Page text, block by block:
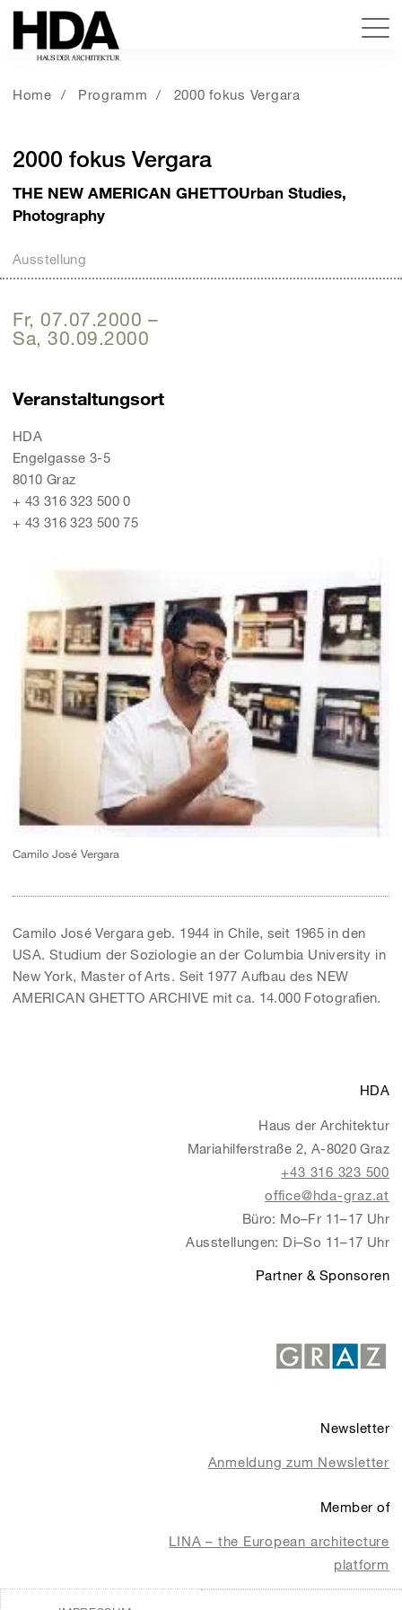
Home Programm 2000 fokus Vergara
2000 fokus Vergara
THE NEW AMERICAN GHETTOUrban Studies,
Photography
Ausstellung
Fr, 07.07.2000 –
Sa, 30.09.2000
Veranstaltungsort
HDA
Engelgasse 3-5
8010 Graz
+ 43 316 323 500 0
+ 43 316 323 500 75
Camilo José Vergara
Camilo José Vergara geb. 1944 in Chile, seit 1965 in den
USA. Studium der Soziologie an der Columbia University in
New York, Master of Arts. Seit 1977 Aufbau des NEW
AMERICAN GHETTO ARCHIVE mit ca. 14.000 Fotografien.
HDA
Haus der Architektur
Mariahilferstraße 2, A-8020 Graz
+43 316 323 500
office@hda-graz.at
Büro: Mo–Fr 11–17 Uhr
Ausstellungen: Di–So 11–17 Uhr
Partner & Sponsoren
Newsletter
Anmeldung zum Newsletter
Member of
LINA – the European architecture
platform